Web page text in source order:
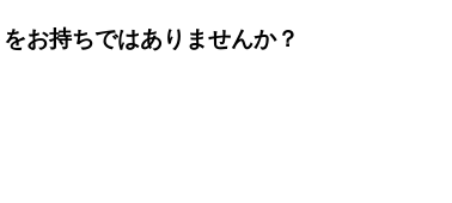
お持ちではありませんか？